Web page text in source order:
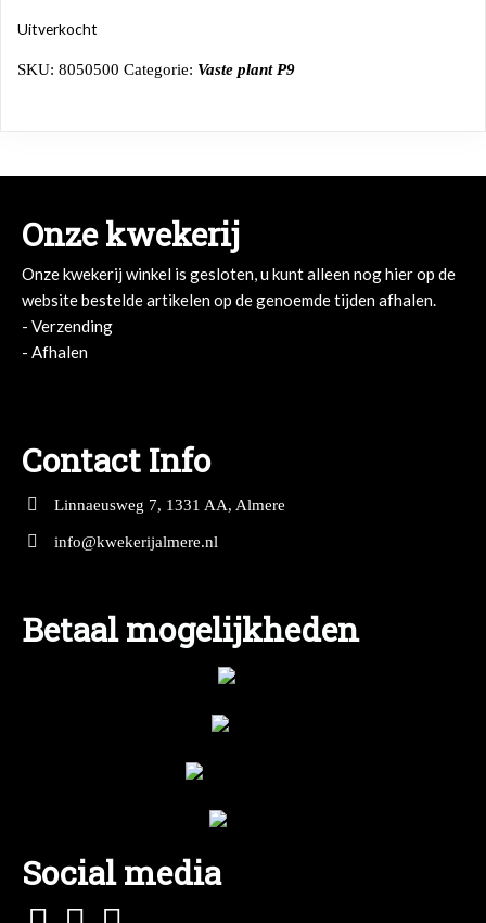
Uitverkocht
SKU: 8050500 Categorie: Vaste plant P9
Onze kwekerij
Onze kwekerij winkel is gesloten, u kunt alleen nog hier op de
website bestelde artikelen op de genoemde tijden afhalen.
- Verzending
- Afhalen
Contact Info
Linnaeusweg 7, 1331 AA, Almere
info@kwekerijalmere.nl
Betaal mogelijkheden
Social media